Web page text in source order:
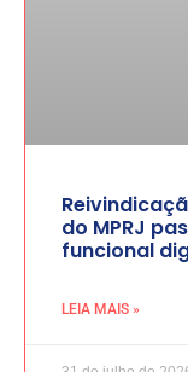
do MPRJ
funcional
LEIA MAIS »